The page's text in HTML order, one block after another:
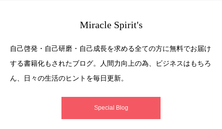
Miracle Spirit's
自己啓発・自己研磨・自己成長を求める全ての方に無料でお届け
する書籍化もされたブログ。人間力向上の為、ビジネスはもちろ
ん、日々の生活のヒントを毎日更新。
Special Blog